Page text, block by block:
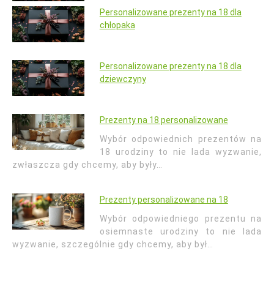
Personalizowane prezenty na 18 dla
chłopaka
Personalizowane prezenty na 18 dla
dziewczyny
Prezenty na 18 personalizowane
Wybór odpowiednich prezentów na
18 urodziny to nie lada wyzwanie,
zwłaszcza gdy chcemy, aby były…
Prezenty personalizowane na 18
Wybór odpowiedniego prezentu na
osiemnaste urodziny to nie lada
wyzwanie, szczególnie gdy chcemy, aby był…